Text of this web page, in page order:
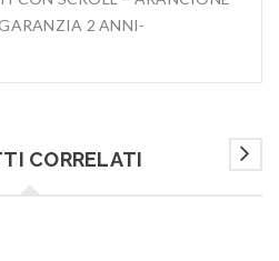
2 ANNI-
CORRELATI